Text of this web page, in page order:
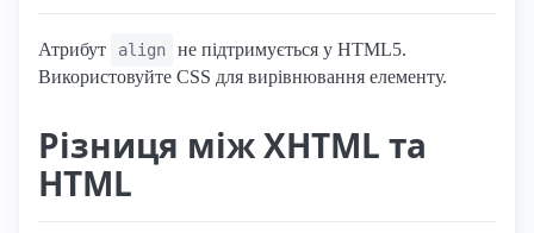
Атрибут align
не підтримується у HTML5.
Використовуйте CSS для вирівнювання елементу.
Різниця між XHTML та
HTML